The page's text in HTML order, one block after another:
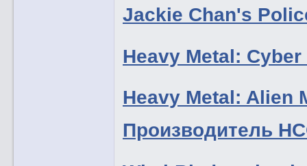
Jackie Chan's
Heavy Metal:
Heavy Metal: Alien
Производитель